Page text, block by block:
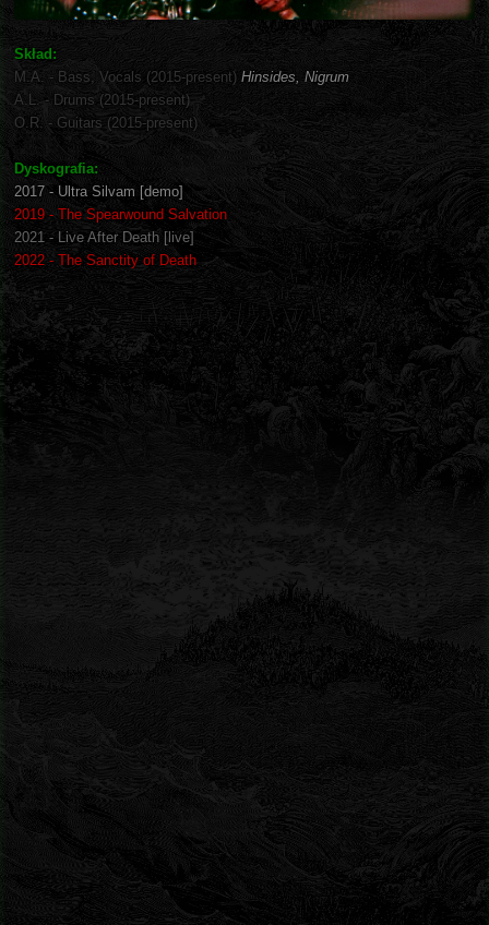
Skład:
M.A. - Bass, Vocals (2015-present) Hinsides, Nigrum
A.L. - Drums (2015-present)
O.R. - Guitars (2015-present)
Dyskografia:
2017 - Ultra Silvam [demo]
2019 - The Spearwound Salvation
2021 - Live After Death [live]
2022 - The Sanctity of Death